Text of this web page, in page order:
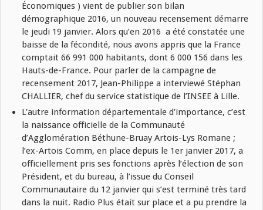
Économiques ) vient de publier son bilan
démographique 2016, un nouveau recensement démarre
le jeudi 19 janvier. Alors qu’en 2016 a été constatée une
baisse de la fécondité, nous avons appris que la France
comptait 66 991 000 habitants, dont 6 000 156 dans les
Hauts-de-France. Pour parler de la campagne de
recensement 2017, Jean-Philippe a interviewé Stéphan
CHALLIER, chef du service statistique de l’INSEE à Lille.
L’autre information départementale d’importance, c’est
la naissance officielle de la Communauté
d’Agglomération Béthune-Bruay Artois-Lys Romane ;
l’ex-Artois Comm, en place depuis le 1er janvier 2017, a
officiellement pris ses fonctions après l’élection de son
Président, et du bureau, à l’issue du Conseil
Communautaire du 12 janvier qui s’est terminé très tard
dans la nuit. Radio Plus était sur place et a pu prendre la